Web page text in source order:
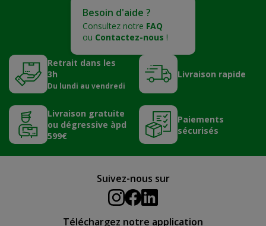
Besoin d'aide ?
Consultez notre FAQ
ou Contactez-nous !
Retrait dans les
3h
Du lundi au vendredi
Livraison rapide
Livraison gratuite
ou dégressive àpd
599€
Paiements
sécurisés
Suivez-nous sur
Téléchargez notre application